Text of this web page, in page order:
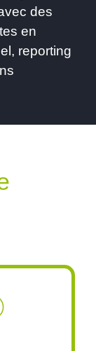
des
en
reporting